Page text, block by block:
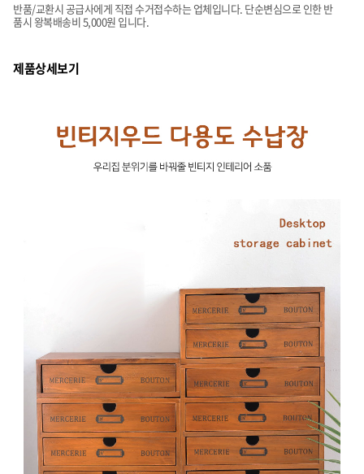
반품/교환시 공급사에게 직접 수거접수하는 업체입니다. 단순변심으로 인한 반
품시 왕복배송비 5,000원 입니다.
제품상세보기